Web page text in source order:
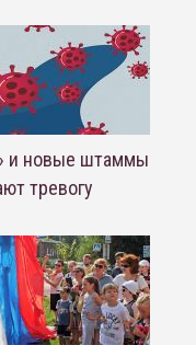
и новые штаммы
тревогу